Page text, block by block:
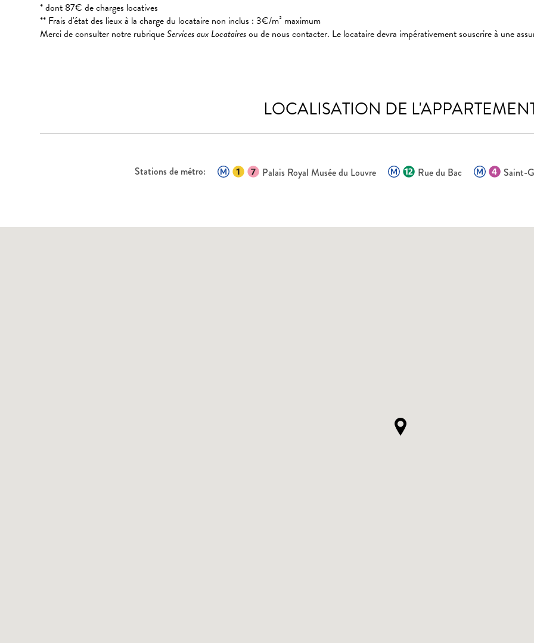
* dont 87€ de charges locatives
** Frais d'état des lieux à la charge du locataire non inclus : 3€/m² maximum
Merci de consulter notre rubriqueServices aux Locatairesou de nous contacter. Le locataire devra impérativement souscrire à une
LOCALISATION DE
Stations de métro: Palais Royal Musée du Louvre Rue du Bac Saint-